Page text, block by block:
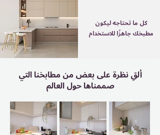
كل ما تحتاجه ليكون
مطبخك جاهزًا للاستخدام
ألقِ نظرة على بعض من مطابخنا التي
صممناها حول العالم